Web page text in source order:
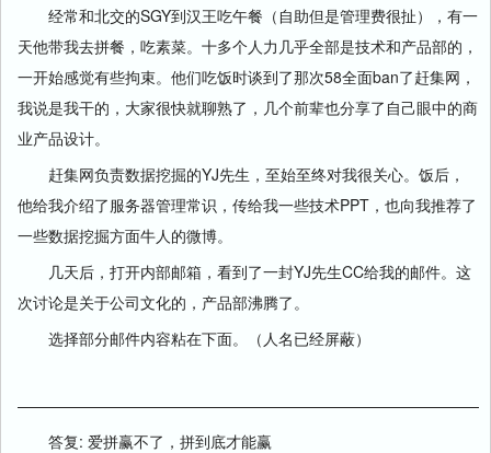
经常和北交的SGY到汉王吃午餐（自助但是管理费很扯），有一
天他带我去拼餐，吃素菜。十多个人力几乎全部是技术和产品部的，
一开始感觉有些拘束。他们吃饭时谈到了那次58全面ban了赶集网，
我说是我干的，大家很快就聊熟了，几个前辈也分享了自己眼中的商
业产品设计。
赶集网负责数据挖掘的YJ先生，至始至终对我很关心。饭后，
他给我介绍了服务器管理常识，传给我一些技术PPT，也向我推荐了
一些数据挖掘方面牛人的微博。
几天后，打开内部邮箱，看到了一封YJ先生CC给我的邮件。这
次讨论是关于公司文化的，产品部沸腾了。
选择部分邮件内容粘在下面。（人名已经屏蔽）
答复: 爱拼赢不了，拼到底才能赢